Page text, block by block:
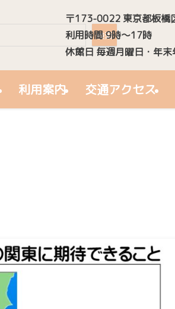
利用案内 交通アクセス
検索
〒173-0022 東京都板橋
利用時間 9時～17時
休館日 毎週月曜日・年末